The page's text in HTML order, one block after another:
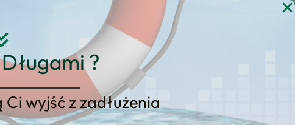
?
wyjść z zadłużenia
Kontakt KONSULTACJA